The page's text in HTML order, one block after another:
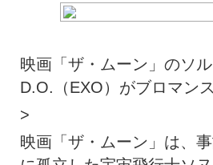
映画「ザ・ムーン」のソ
D.O.（EXO）がブロマン
>
映画「ザ・ムーン」は、